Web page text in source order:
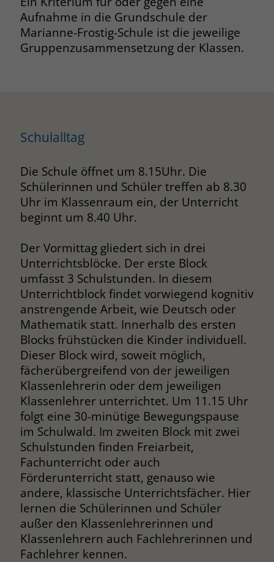
Aufnahme in die Grundschule der
Marianne-Frostig-Schule ist die jeweilige
Gruppenzusammensetzung der Klassen.
Schulalltag
Die Schule öffnet um 8.15Uhr. Die
Schülerinnen und Schüler treffen ab 8.30
Uhr im Klassenraum ein, der Unterricht
beginnt um 8.40 Uhr.
Der Vormittag gliedert sich in drei
Unterrichtsblöcke. Der erste Block
umfasst 3 Schulstunden. In diesem
Unterrichtblock findet vorwiegend kognitiv
anstrengende Arbeit, wie Deutsch oder
Mathematik statt. Innerhalb des ersten
Blocks frühstücken die Kinder individuell.
Dieser Block wird, soweit möglich,
fächerübergreifend von der jeweiligen
Klassenlehrerin oder dem jeweiligen
Klassenlehrer unterrichtet. Um 11.15 Uhr
folgt eine 30-minütige Bewegungspause
im Schulwald. Im zweiten Block mit zwei
Schulstunden finden Freiarbeit,
Fachunterricht oder auch
Förderunterricht statt, genauso wie
andere, klassische Unterrichtsfächer. Hier
lernen die Schülerinnen und Schüler
außer den Klassenlehrerinnen und
Klassenlehrern auch Fachlehrerinnen und
Fachlehrer kennen.
Name PHPSESSID
Anbieter www.marianne-frostig-schule.de
Anbieter www.marianne-frostig-schule.de
Laufzeit 1 Monat
Zweck
Behält die Zustimmung des Benutzers
zum Cookie Opt-In
Name __cf_bm
Anbieter .fonts.net
Laufzeit 30 Minuten
Zweck
This cookie, set by Cloudflare, is used to
support Cloudflare Bot Management.
Name JSessionID
Anbieter jobs.stiftung-liebenau.de
Laufzeit Session
Zweck
Behält die Zustände des Benutzers bei
allen Seitenanfragen bei.